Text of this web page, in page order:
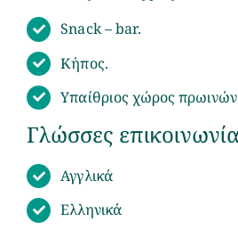
Snack – bar.
Κήπος.
Υπαίθριος χώρος
Γλώσσες
Αγγλικά
Ελληνικά